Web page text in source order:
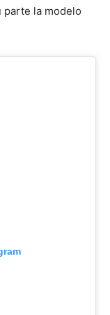
parte la modelo